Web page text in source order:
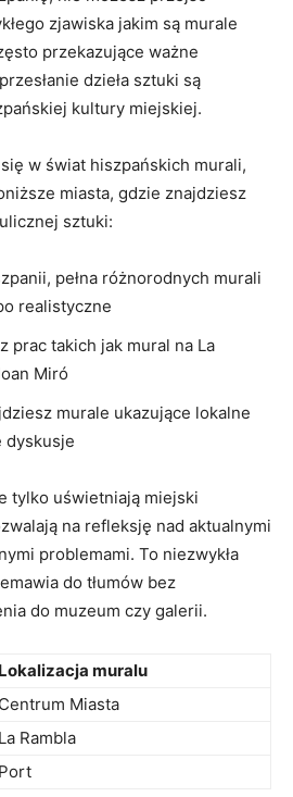
zjawiska jakim są murale
przekazujące ważne
dzieła sztuki są
kultury miejskiej.
w świat hiszpańskich murali,
miasta, gdzie znajdziesz
sztuki:
pełna różnorodnych murali
realistyczne
prac takich jak mural na La
Miró
murale ukazujące lokalne
dyskusje
tylko uświetniają miejski
na refleksję nad aktualnymi
problemami. To niezwykła
do tłumów bez
do muzeum czy galerii.
Lokalizacja muralu
Centrum Miasta
La Rambla
Port